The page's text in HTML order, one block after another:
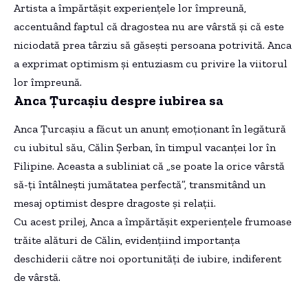
Artista a împărtășit experiențele lor împreună,
accentuând faptul că dragostea nu are vârstă și că este
niciodată prea târziu să găsești persoana potrivită. Anca
a exprimat optimism și entuziasm cu privire la viitorul
lor împreună.
Anca Țurcașiu despre iubirea sa
Anca Țurcașiu a făcut un anunț emoționant în legătură
cu iubitul său, Călin Șerban, în timpul vacanței lor în
Filipine. Aceasta a subliniat că „se poate la orice vârstă
să-ți întâlnești jumătatea perfectă”, transmitând un
mesaj optimist despre dragoste și relații.
Cu acest prilej, Anca a împărtășit experiențele frumoase
trăite alături de Călin, evidențiind importanța
deschiderii către noi oportunități de iubire, indiferent
de vârstă.